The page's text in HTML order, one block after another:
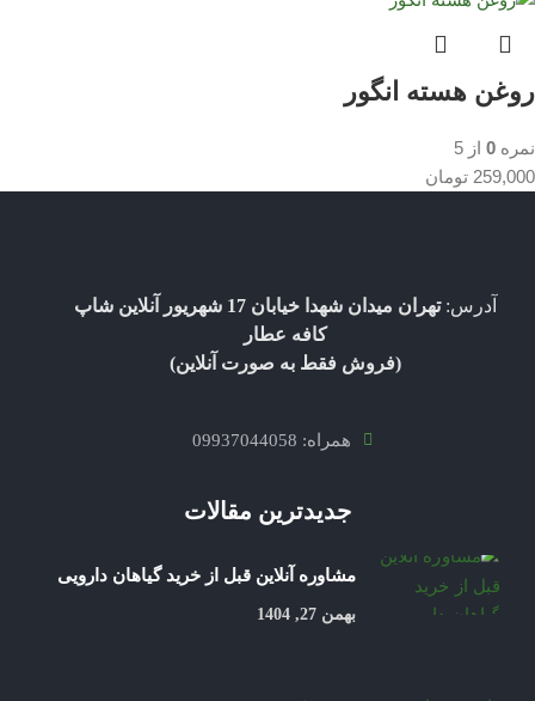
روغن هسته انگور
نمره 0 از 5
259,000 تومان
آدرس:
تهران میدان شهدا خیابان 17 شهریور آنلاین شاپ
کافه عطار
(فروش فقط به صورت آنلاین)
همراه: 09937044058
جدیدترین مقالات
مشاوره آنلاین قبل از خرید گیاهان دارویی
بهمن 27, 1404